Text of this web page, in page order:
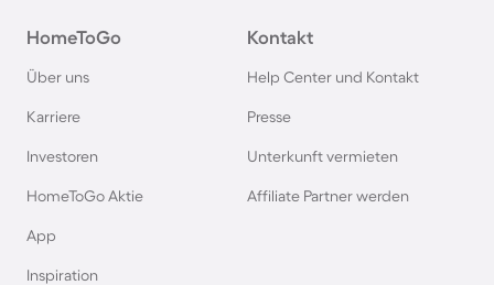
Villen in Rimini
Villen in Thailand
Villen in Athen
HomeToGo
Über uns
Karriere
Investoren
HomeToGo Aktie
App
Inspiration
Kontakt
Help Center und Kontakt
Presse
Unterkunft vermieten
Affiliate Partner werden